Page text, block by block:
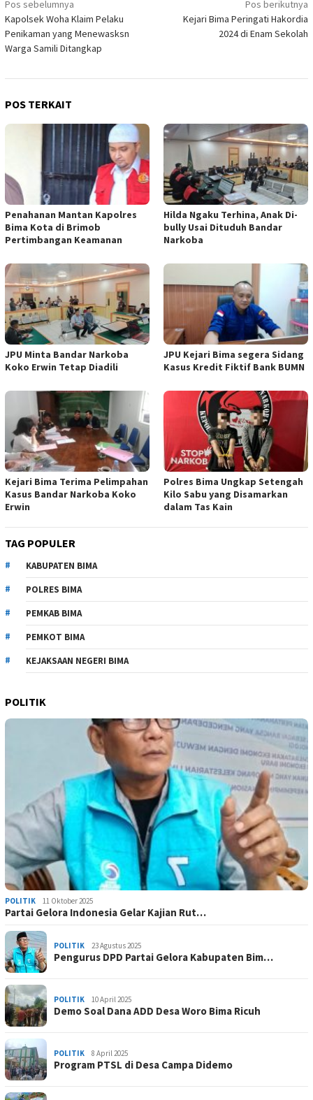
Navigasi
pos
Pos sebelumnya
Kapolsek Woha Klaim Pelaku
Penikaman yang Menewasksn
Warga Samili Ditangkap
Pos berikutnya
Kejari Bima Peringati Hakordia
2024 di Enam Sekolah
POS TERKAIT
Penahanan Mantan Kapolres
Bima Kota di Brimob
Pertimbangan Keamanan
Hilda Ngaku Terhina, Anak Di-
bully Usai Dituduh Bandar
Narkoba
JPU Minta Bandar Narkoba
Koko Erwin Tetap Diadili
JPU Kejari Bima segera Sidang
Kasus Kredit Fiktif Bank BUMN
Kejari Bima Terima Pelimpahan
Kasus Bandar Narkoba Koko
Erwin
Polres Bima Ungkap Setengah
Kilo Sabu yang Disamarkan
dalam Tas Kain
TAG POPULER
KABUPATEN BIMA
POLRES BIMA
PEMKAB BIMA
PEMKOT BIMA
KEJAKSAAN NEGERI BIMA
POLITIK
POLITIK 11 Oktober 2025
Partai Gelora Indonesia Gelar Kajian Rut…
POLITIK 23 Agustus 2025
Pengurus DPD Partai Gelora Kabupaten Bim…
POLITIK 10 April 2025
Demo Soal Dana ADD Desa Woro Bima Ricuh
POLITIK 8 April 2025
Program PTSL di Desa Campa Didemo